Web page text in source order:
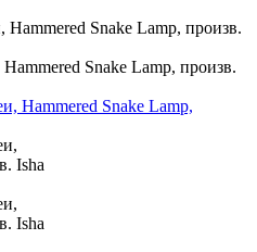
Snake Lamp, произв.
Snake Lamp, произв.